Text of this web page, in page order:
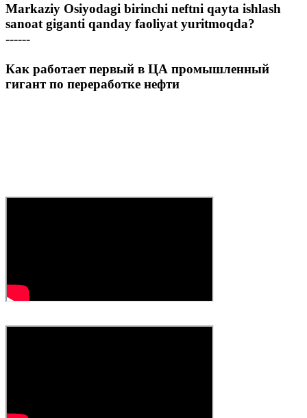
Markaziy Osiyodagi birinchi neftni qayta ishlash
sanoat giganti qanday faoliyat yuritmoqda?
------
Как работает первый в ЦА промышленный
гигант по переработке нефти